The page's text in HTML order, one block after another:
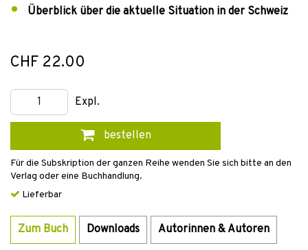
Überblick über die aktuelle Situation in der Schweiz
CHF 22.00
Expl.
bestellen
Für die Subskription der ganzen Reihe wenden Sie sich bitte an den
Verlag oder eine Buchhandlung.
Lieferbar
Zum Buch Downloads Autorinnen & Autoren